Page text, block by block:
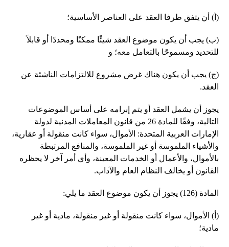
(أ) أن يتفق طرفا العقد على العناصر الأساسية؛
(ب) يجب أن يكون موضوع العقد شيئًا ممكنًا ومحددًا أو قابلاً
للتحديد ومسموحًا بالتعامل معه؛ و
(ج) يجب أن يكون هناك غرض مشروع للالتزامات الناشئة عن
العقد.
يجوز أن يشمل العقد أو يتم إبرامه على أساس الموضوعات
التالية، وفقًا للمادة 26 من قانون المعاملات المدنية لدولة
الإمارات العربية المتحدة: الأموال، سواء كانت منقولة أو عقارية،
والأشياء الملموسة أو غير الملموسة، والمنافع المرتبطة
بالأموال، والأعمال أو الخدمات المعينة، وأي أمر آخر لا يحظره
القانون أو يخالف النظام العام والآداب.
المادة (126) يجوز أن يكون موضوع العقد ما يلي:
(أ) الأموال، سواء كانت منقولة أو غير منقولة، مادية أو غير
مادية؛